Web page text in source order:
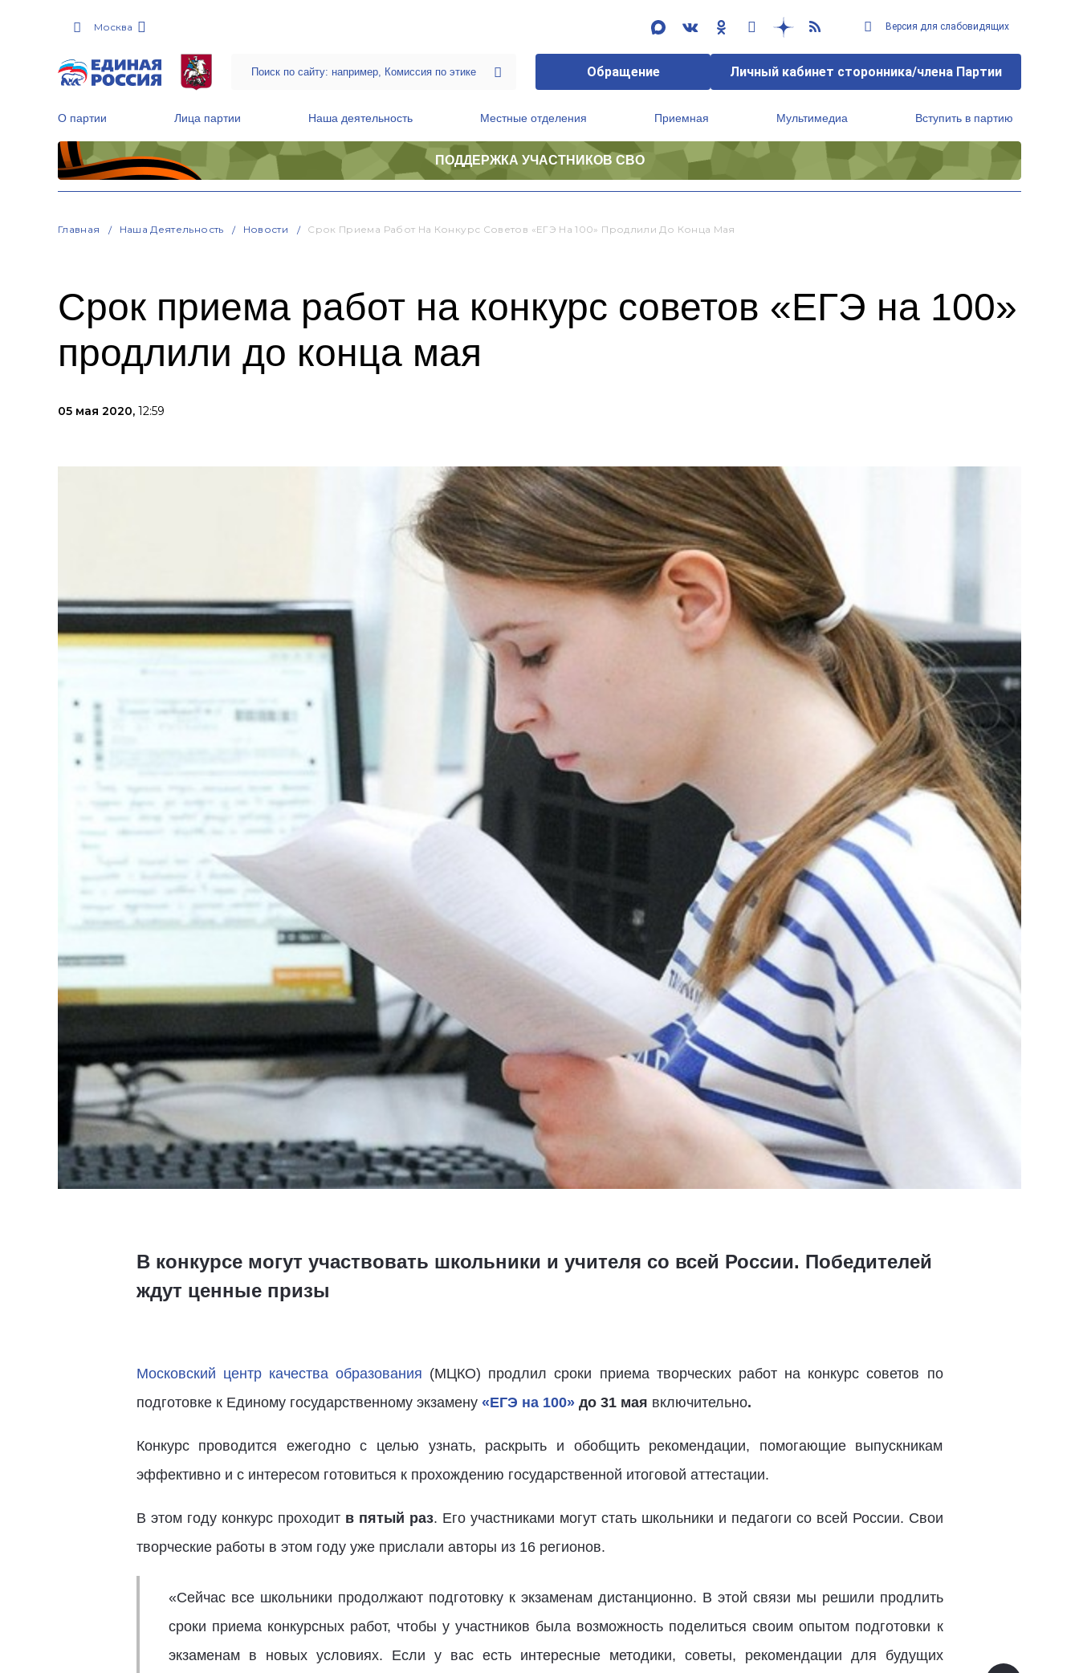
Москва Версия для слабовидящих
Обращение Личный кабинет сторонника/члена Партии
О партии Лица партии Наша деятельность Местные отделения Приемная Мультимедиа Вступить в партию
ПОДДЕРЖКА УЧАСТНИКОВ СВО
Главная Наша Деятельность Новости Срок Приема Работ На Конкурс Советов «ЕГЭ На 100» Продлили До Конца Мая
Срок приема работ на конкурс советов «ЕГЭ на 100»
продлили до конца мая
05 мая 2020, 12:59
В конкурсе могут участвовать школьники и учителя со всей России. Победителей
ждут ценные призы
Московский центр качества образования (МЦКО) продлил сроки приема творческих работ на конкурс советов по
подготовке к Единому государственному экзамену «ЕГЭ на 100»до 31 мая включительно.
Конкурс проводится ежегодно с целью узнать, раскрыть и обобщить рекомендации, помогающие выпускникам
эффективно и с интересом готовиться к прохождению государственной итоговой аттестации.
В этом году конкурс проходитв пятый раз. Его участниками могут стать школьники и педагоги со всей России. Свои
творческие работы в этом году уже прислали авторы из 16 регионов.
«Сейчас все школьники продолжают подготовку к экзаменам дистанционно. В этой связи мы решили продлить
сроки приема конкурсных работ, чтобы у участников была возможность поделиться своим опытом подготовки к
экзаменам в новых условиях. Если у вас есть интересные методики, советы, рекомендации для будущих